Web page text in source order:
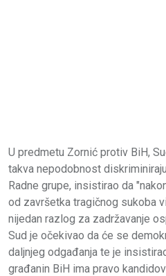
U predmetu Zornić protiv BiH,
takva nepodobnost
Radne grupe, insistirao da
od završetka tragičnog sukoba
nijedan razlog za zadržavanje
Sud je očekivao da će se
daljnjeg odgađanja te je
građanin BiH ima pravo